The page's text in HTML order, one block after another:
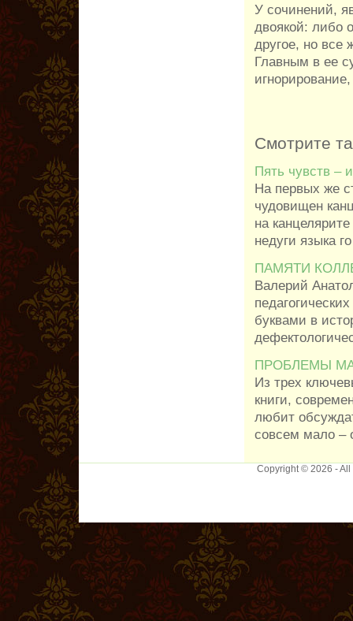
У сочинений,
двоякой: либо
другое, но все
Главным в ее
Смотрите
Пять чувств –
На первых же
чудовищен
на
недуги языка
ПАМЯТИ
Валерий
буквами в
ПРОБЛЕМЫ
Из трех
книги,
любит
совсем мало –
Copyright © 2026 -